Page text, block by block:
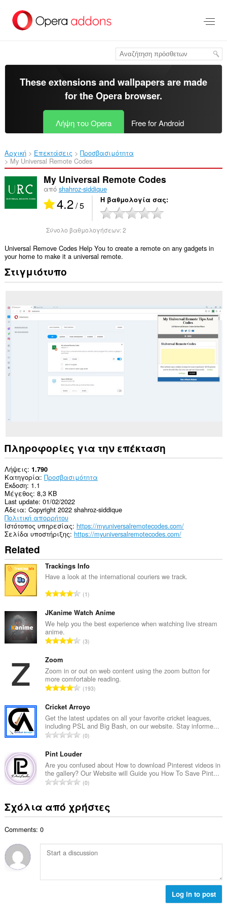
στο
κύριο
These extensions and wallpapers are made
for theOpera browser.
Λήψη του Opera Free for Android
Αρχική Επεκτάσεις
Προσβασιμότητα
My Universal Remote Codes‎
My Universal Remote Codes
από shahroz-siddique
4.2/ 5 Η βαθμολογία σας
Σύνολο βαθμολογήσεων:2
Universal Remove Codes Help You to create a remote on any gadgets in
your home to make it a universal remote.
Στιγμιότυπο
Πληροφορίες για την επέκταση
Λήψεις 1.790
Κατηγορία Προσβασιμότητα
Έκδοση 1.1
Μέγεθος 8,3 KB
Last update 01/02/2022
Άδεια Copyright 2022 shahroz-siddique
Πολιτική απορρήτου
Ιστότοπος υπηρεσίας https://myuniversalremotecodes.com/
Σελίδα υποστήριξης https://myuniversalremotecodes.com/
Related
Trackings Info
Have a look at the international couriers we track.
Σ
ν
ο
ο
θ
μ
ο
λ
ο
γ
ή
ε
ω
ν
:
1
JKanime Watch Anime
We help you the best experience when watching live stream
anime.
Σ
ο
λ
ο
α
θ
μ
ο
λ
ο
γ
ή
ε
ω
3
Zoom
Zoom in or out on web content using the zoom button for
more comfortable reading.
Σ
ν
ο
λ
ο
α
θ
μ
ο
ο
γ
ε
:
193
Cricket Arroyo
Get the latest updates on all your favorite cricket leagues,
including PSL and Big Bash, on our website. Stay informe...
Σ
ν
ο
λ
ο
α
θ
λ
ο
0
Pint Louder
Are you confused about How to download Pinterest videos in
the gallery? Our Website will Guide you How To Save Pint...
Σ
ο
β
α
ο
0
Σχόλια από χρήστες
Comments: 0
Log in to post